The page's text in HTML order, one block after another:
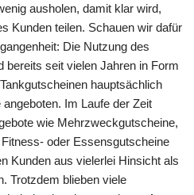
ausholen, damit klar wird,
Kunden teilen. Schauen wir dafür
Die Nutzung des
bereits seit vielen Jahren in Form
hauptsächlich
Im Laufe der Zeit
wie Mehrzweckgutscheine,
oder Essensgutscheine
Kunden aus vielerlei Hinsicht als
Trotzdem blieben viele